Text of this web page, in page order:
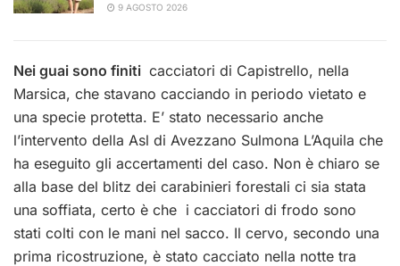
9 AGOSTO 2026
Nei guai sono finiti cacciatori di Capistrello, nella
Marsica, che stavano cacciando in periodo vietato e
una specie protetta. E’ stato necessario anche
l’intervento della Asl di Avezzano Sulmona L’Aquila che
ha eseguito gli accertamenti del caso. Non è chiaro se
alla base del blitz dei carabinieri forestali ci sia stata
una soffiata, certo è che i cacciatori di frodo sono
stati colti con le mani nel sacco. Il cervo, secondo una
prima ricostruzione, è stato cacciato nella notte tra